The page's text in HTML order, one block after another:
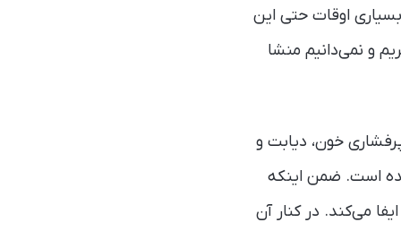
اوقات حتی این
و نمی‌دانیم منشا
خون، دیابت و
است. ضمن اینکه
می‌کند. در کنار آن